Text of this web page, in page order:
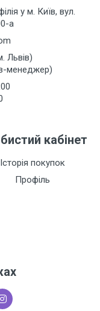
у м. Київ, вул.
а
Львів)
менеджер)
кабінет
Історія покупок
Профіль